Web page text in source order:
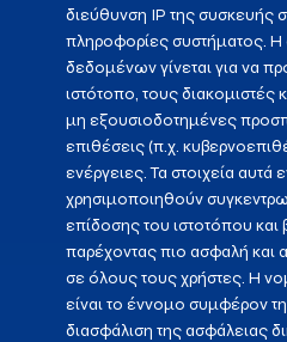
διεύθυνση IP της συσκευής
πληροφορίες συστήματος.
δεδομένων γίνεται για να
ιστότοπο, τους διακομιστές
μη εξουσιοδοτημένες
επιθέσεις (π.χ.
ενέργειες. Τα στοιχεία αυτά
χρησιμοποιηθούν
επίδοσης του ιστοτόπου και
παρέχοντας πιο ασφαλή και
σε όλους τους χρήστες. Η
είναι το έννομο συμφέρον
διασφάλιση της ασφάλειας